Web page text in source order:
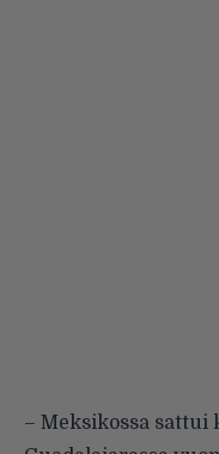
– Meksikossa